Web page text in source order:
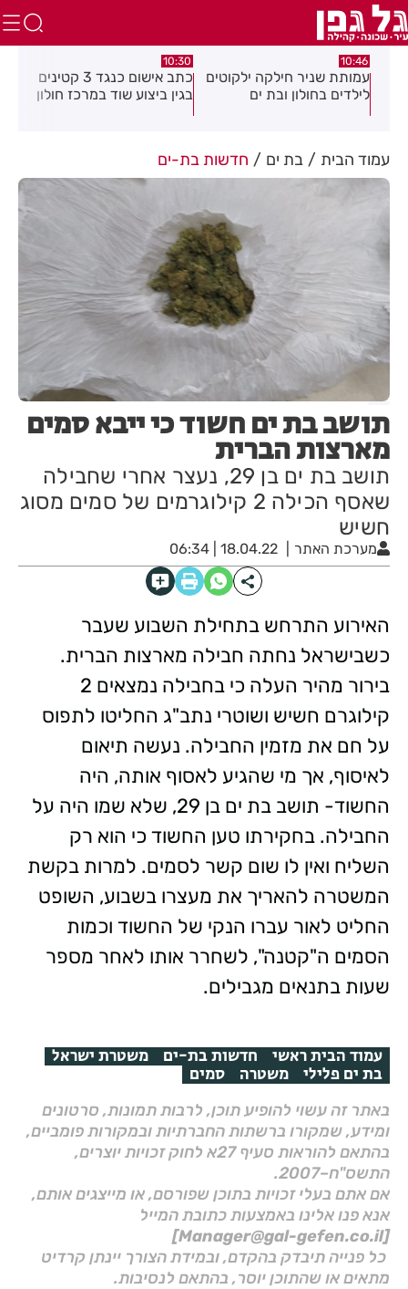
10:46
עמותת שניר חילקה ילקוטים
לילדים בחולון ובת ים
10:30
כתב אישום כנגד 3 קטינים
בגין ביצוע שוד במרכז חולון
עמוד הבית בת ים חדשות בת-ים
תושב בת ים חשוד כי ייבא סמים
מארצות הברית
תושב בת ים בן 29, נעצר אחרי שחבילה
שאסף הכילה 2 קילוגרמים של סמים מסוג
חשיש
מערכת האתר 18.04.22 | 06:34
האירוע התרחש בתחילת השבוע שעבר
כשבישראל נחתה חבילה מארצות הברית.
בירור מהיר העלה כי בחבילה נמצאים 2
קילוגרם חשיש ושוטרי נתב"ג החליטו לתפוס
על חם את מזמין החבילה. נעשה תיאום
לאיסוף, אך מי שהגיע לאסוף אותה, היה
החשוד- תושב בת ים בן 29, שלא שמו היה על
החבילה. בחקירתו טען החשוד כי הוא רק
השליח ואין לו שום קשר לסמים. למרות בקשת
המשטרה להאריך את מעצרו בשבוע, השופט
החליט לאור עברו הנקי של החשוד וכמות
הסמים ה"קטנה", לשחרר אותו לאחר מספר
שעות בתנאים מגבילים.
עמוד הבית ראשי חדשות בת-ים משטרת ישראל
בת ים פלילי משטרה סמים
באתר זה עשוי להופיע תוכן, לרבות תמונות, סרטונים
ומידע, שמקורו ברשתות החברתיות ובמקורות פומביים,
בהתאם להוראות סעיף 27א לחוק זכויות יוצרים,
התשס"ח–2007.
אם אתם בעלי זכויות בתוכן שפורסם, או מייצגים אותם,
אנא פנו אלינו באמצעות כתובת המייל
[Manager@gal-gefen.co.il]
כל פנייה תיבדק בהקדם, ובמידת הצורך יינתן קרדיט
מתאים או שהתוכן יוסר, בהתאם לנסיבות.